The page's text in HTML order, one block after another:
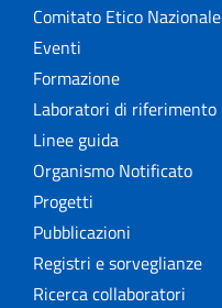
Comitato Etico Nazionale
Eventi
Formazione
Laboratori di riferimento
Linee guida
Organismo Notificato
Progetti
Pubblicazioni
Registri e sorveglianze
Ricerca collaboratori